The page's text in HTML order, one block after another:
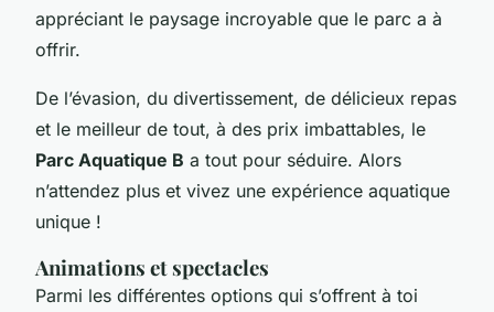
appréciant le paysage incroyable que le parc a à
offrir.
De l’évasion, du divertissement, de délicieux repas
et le meilleur de tout, à des prix imbattables, le
Parc Aquatique B a tout pour séduire. Alors
n’attendez plus et vivez une expérience aquatique
unique !
Animations et spectacles
Parmi les différentes options qui s’offrent à toi